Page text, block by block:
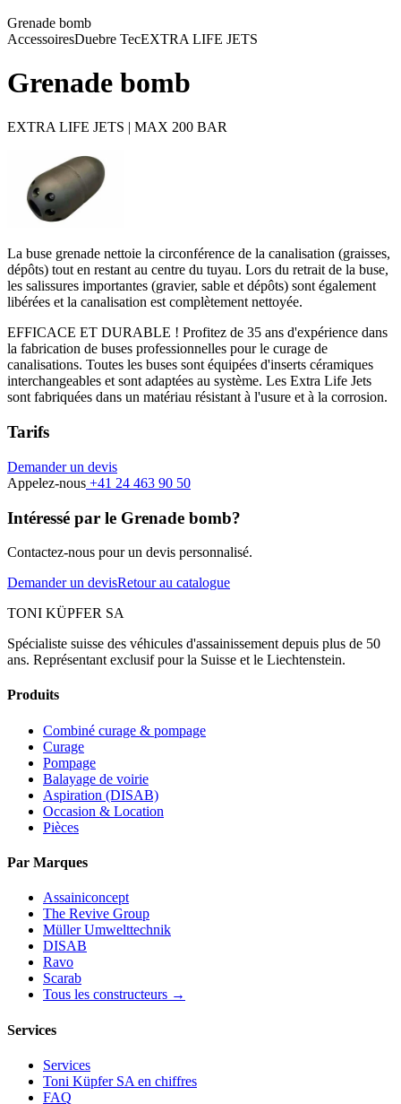
Grenade bomb
AccessoiresDuebre TecEXTRA LIFE JETS
Grenade bomb
EXTRA LIFE JETS | MAX 200 BAR
La buse grenade nettoie la circonférence de la canalisation (graisses,
dépôts) tout en restant au centre du tuyau. Lors du retrait de la buse,
les salissures importantes (gravier, sable et dépôts) sont également
libérées et la canalisation est complètement nettoyée.
EFFICACE ET DURABLE ! Profitez de 35 ans d'expérience dans
la fabrication de buses professionnelles pour le curage de
canalisations. Toutes les buses sont équipées d'inserts céramiques
interchangeables et sont adaptées au système. Les Extra Life Jets
sont fabriquées dans un matériau résistant à l'usure et à la corrosion.
Tarifs
Demander un devis
Appelez-nous +41 24 463 90 50
Intéressé par le Grenade bomb?
Contactez-nous pour un devis personnalisé.
Demander un devisRetour au catalogue
TONI KÜPFER SA
Spécialiste suisse des véhicules d'assainissement depuis plus de 50
ans. Représentant exclusif pour la Suisse et le Liechtenstein.
Produits
Combiné curage & pompage
Curage
Pompage
Balayage de voirie
Aspiration (DISAB)
Occasion & Location
Pièces
Par Marques
Assainiconcept
The Revive Group
Müller Umwelttechnik
DISAB
Ravo
Scarab
Tous les constructeurs →
Services
Services
Toni Küpfer SA en chiffres
FAQ